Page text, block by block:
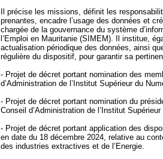
Il précise les missions, définit les
prenantes, encadre l’usage des données et
chargée de la gouvernance du système
l’Emploi en Mauritanie (SIMEM). Il institue,
actualisation périodique des données, ainsi
régulière du dispositif, pour garantir sa
‐ Projet de décret portant nomination des
d’Administration de l’Institut Supérieur du
‐ Projet de décret portant nomination du
Conseil d’Administration de l’Institut
‐ Projet de décret portant application des
en date du 18 décembre 2024, relative au
des industries extractives et de l’Energie.